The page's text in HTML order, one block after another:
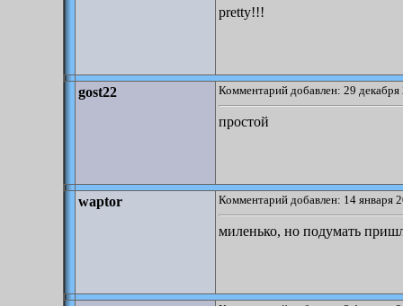
pretty!!!
gost22 Комментарий добавлен: 29
простой
waptor Комментарий добавлен: 14 января
миленько, но подумать